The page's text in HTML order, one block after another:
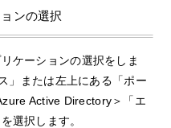
ンの選択
ケーションの選択をしま
」または左上にある「ポー
Active Directory＞「エ
選択します。